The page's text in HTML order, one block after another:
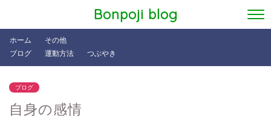
Bonpoji blog
ホーム
ブログ
その他
運動方法
つぶやき
ブログ
自身の感情